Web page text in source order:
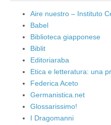
Aire nuestro – Instituto
Babel
Biblioteca giapponese
Biblit
Editoriaraba
Etica e letteratura: una
Federica Aceto
Germanistica.net
Glossarissimo!
I Dragomanni